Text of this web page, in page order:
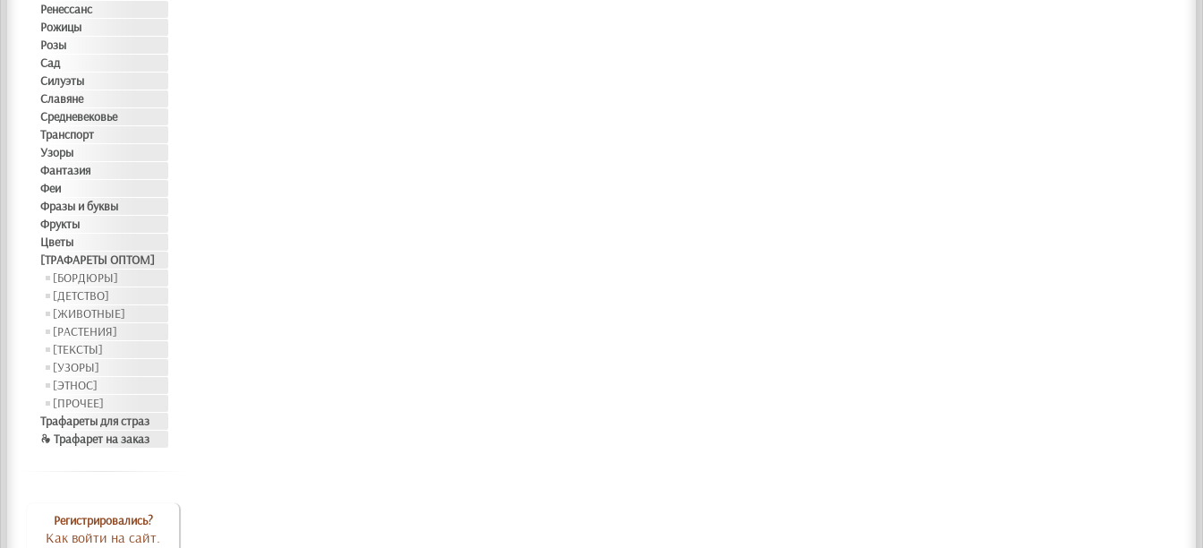
Ренессанс
Рожицы
Розы
Сад
Силуэты
Славяне
Средневековье
Транспорт
Узоры
Фантазия
Феи
Фразы и буквы
Фрукты
Цветы
[ТРАФАРЕТЫ ОПТОМ]
[БОРДЮРЫ]
[ДЕТСТВО]
[ЖИВОТНЫЕ]
[РАСТЕНИЯ]
[ТЕКСТЫ]
[УЗОРЫ]
[ЭТНОС]
[ПРОЧЕЕ]
Трафареты для страз
❧ Трафарет на заказ
Регистрировались?
Как войти на сайт.